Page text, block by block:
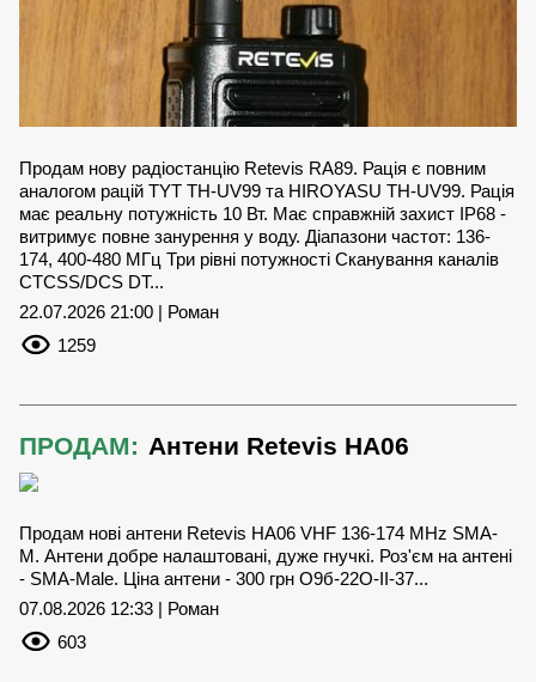
Продам нову радіостанцію Retevis RA89. Рація є повним
аналогом рацій TYT TH-UV99 та HIROYASU TH-UV99. Рація
має реальну потужність 10 Вт. Має справжній захист IP68 -
витримує повне занурення у воду. Діапазони частот: 136-
174, 400-480 МГц Три рівні потужності Сканування каналів
CTCSS/DCS DT...
22.07.2026 21:00 | Роман
1259
ПРОДАМ: Антени Retevis HA06
Продам нові антени Retevis HA06 VHF 136-174 MHz SMA-
M. Антени добре налаштовані, дуже гнучкі. Роз'єм на антені
- SMA-Male. Ціна антени - 300 грн O9б-22О-II-37...
07.08.2026 12:33 | Роман
603